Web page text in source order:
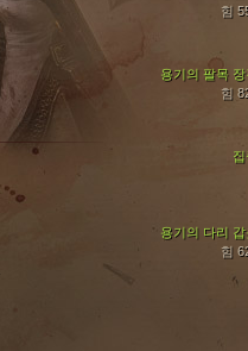
힘
용기의 팔목 장
힘
용기의 다리 갑
힘